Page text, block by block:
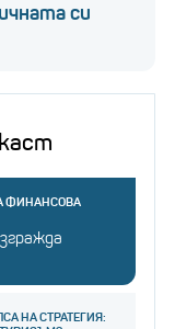
си
ФИНАНСОВА
НА СТРАТЕГИЯ: